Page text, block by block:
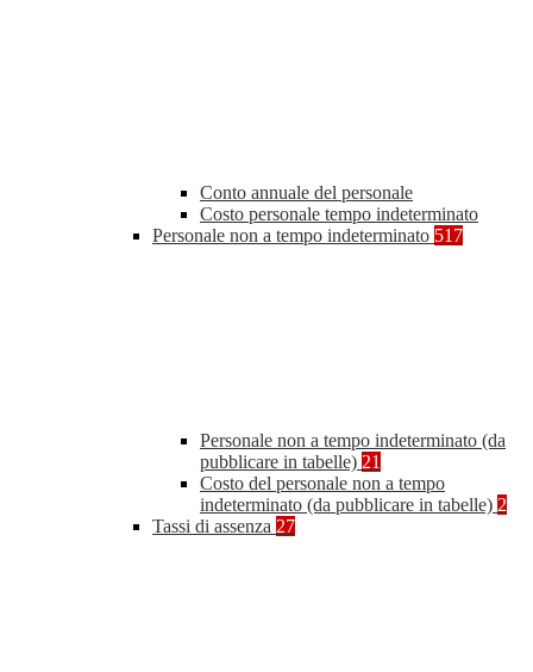
Conto annuale del personale
Costo personale tempo indeterminato
Personale non a tempo indeterminato 517
Personale non a tempo indeterminato (da
pubblicare in tabelle) 21
Costo del personale non a tempo
indeterminato (da pubblicare in tabelle) 2
Tassi di assenza 27